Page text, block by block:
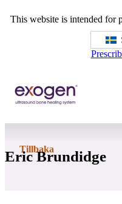
This website is intended for
Tillbaka
Eric Brundidge